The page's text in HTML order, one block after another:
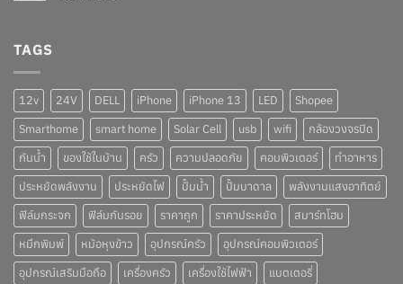
TAGS
12v 24V DELL iPhone iPhone 13 LED
Shopee
Smarthome
smart home Solar Cell usb wifi
กล้องวงจรปิด
กันน้ำ
ของใช้ในบ้าน ครัว ความปลอดภัย คอมพิวเตอร์
ทำอาหาร
ประหยัดพลังงาน
ประหยัดไฟ ปั๊มน้ำ ปั๊มบาดาล
พลังงานแสงอาทิตย์
ฟิล์มกระจก
ฟิล์มกันรอย ราคาถูก ราคาประหยัด
สมาร์ทโฮม
หมึกพิมพ์
หม้อหุงข้าว อุปกรณ์ครัว
อุปกรณ์คอมพิวเตอร์
อุปกรณ์เสริมมือถือ
เครื่องครัว เครื่องใช้ไฟฟ้า แบตเตอรี่